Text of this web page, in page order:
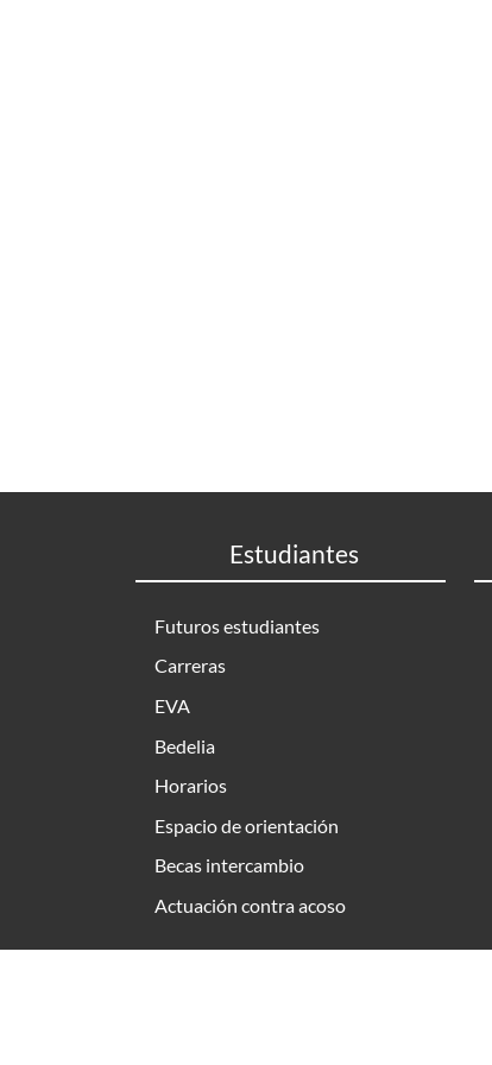
Estudiantes
Futuros estudiantes
Carreras
EVA
Bedelia
Horarios
Espacio de orientación
Becas intercambio
Actuación contra acoso